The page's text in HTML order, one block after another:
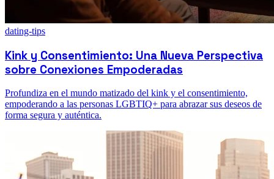
dating-tips
Kink y Consentimiento: Una Nueva Perspectiva
sobre Conexiones Empoderadas
Profundiza en el mundo matizado del kink y el consentimiento,
empoderando a las personas LGBTIQ+ para abrazar sus deseos de
forma segura y auténtica.